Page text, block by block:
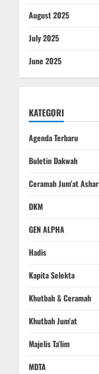
August 2025
July 2025
June 2025
KATEGORI
Agenda Terbaru
Buletin Dakwah
Ceramah Jum'at Ashar
DKM
GEN ALPHA
Hadis
Kapita Selekta
Khutbah & Ceramah
Khutbah Jum'at
Majelis Ta'lim
MDTA